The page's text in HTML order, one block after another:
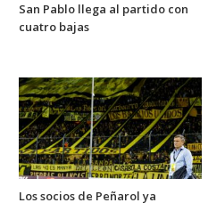
San Pablo llega al partido con
cuatro bajas
Los socios de Peñarol ya